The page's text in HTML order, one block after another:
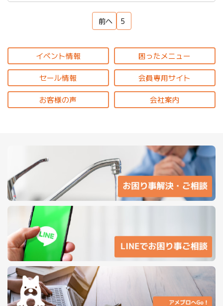
前へ 5
イベント情報 困ったメニュー
セール情報 会員専用サイト
お客様の声 会社案内